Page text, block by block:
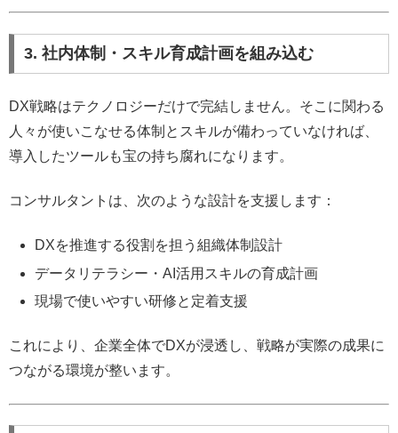
3. 社内体制・スキル育成計画を組み込む
DX戦略はテクノロジーだけで完結しません。そこに関わる
人々が使いこなせる体制とスキルが備わっていなければ、
導入したツールも宝の持ち腐れになります。
コンサルタントは、次のような設計を支援します：
DXを推進する役割を担う組織体制設計
データリテラシー・AI活用スキルの育成計画
現場で使いやすい研修と定着支援
これにより、企業全体でDXが浸透し、戦略が実際の成果に
つながる環境が整います。